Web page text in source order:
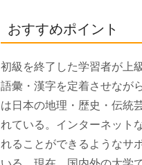
おすすめポイント
初級を終了した学習者が上
語彙・漢字を定着させなが
は日本の地理・歴史・伝統
れている。インターネット
れることができるようなサ